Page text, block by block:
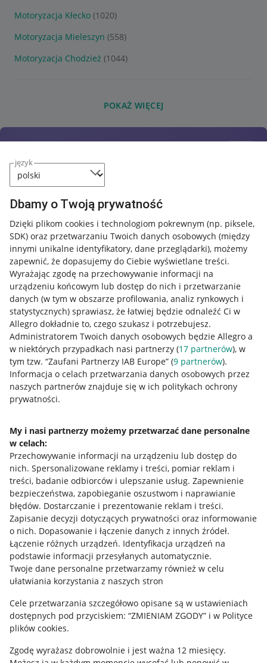
język
Dbamy o Twoją prywatność
Dzięki plikom cookies i technologiom pokrewnym (np. piksele,
SDK) oraz przetwarzaniu Twoich danych osobowych (między
innymi unikalne identyfikatory, dane przeglądarki), możemy
zapewnić, że dopasujemy do Ciebie wyświetlane treści.
Wyrażając zgodę na przechowywanie informacji na
urządzeniu końcowym lub dostęp do nich i przetwarzanie
danych (w tym w obszarze profilowania, analiz rynkowych i
statystycznych) sprawiasz, że łatwiej będzie odnaleźć Ci w
Allegro dokładnie to, czego szukasz i potrzebujesz.
Administratorem Twoich danych osobowych będzie Allegro a
w niektórych przypadkach nasi partnerzy (17 partnerów), w
tym tzw. “Zaufani Partnerzy IAB Europe” (9 partnerów).
Informacja o celach przetwarzania danych osobowych przez
naszych partnerów znajduje się w ich politykach ochrony
prywatności.
My i nasi partnerzy możemy przetwarzać dane personalne
w celach:
Przechowywanie informacji na urządzeniu lub dostęp do
nich. Spersonalizowane reklamy i treści, pomiar reklam i
treści, badanie odbiorców i ulepszanie usług. Zapewnienie
bezpieczeństwa, zapobieganie oszustwom i naprawianie
błędów. Dostarczanie i prezentowanie reklam i treści.
Zapisanie decyzji dotyczących prywatności oraz informowanie
o nich. Dopasowanie i łączenie danych z innych źródeł.
Łączenie różnych urządzeń. Identyfikacja urządzeń na
podstawie informacji przesyłanych automatycznie.
Twoje dane personalne przetwarzamy również w celu
ułatwiania korzystania z naszych stron
Cele przetwarzania szczegółowo opisane są w ustawieniach
dostępnych pod przyciskiem: “ZMIENIAM ZGODY” i w Polityce
plików cookies.
Zgodę wyrażasz dobrowolnie i jest ważna 12 miesięcy.
Motoryzacja Kłecko (1020)
Motoryzacja Mieleszyn (558)
Motoryzacja Chodzież (1044)
POKAŻ WIĘCEJ
Przydatne informacje
Jak to działa
Allegro Gadane dla sprzedających
Allegro Gadane dla kupujących
Mapa miejscowości
Informacje prawne
Regulamin
Polityka plików "cookies"
Ustawienia plików "cookies"
Udostępnianie lokalizacji
Informacje dla Aktu o Usługach Cyfrowych
Pobierz aplikację